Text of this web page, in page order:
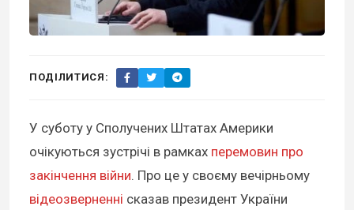
ПОДІЛИТИСЯ:
У суботу у Сполучених Штатах Америки
очікуються зустрічі в рамках перемовин про
закінчення війни. Про це у своєму вечірньому
відеозверненні сказав президент України